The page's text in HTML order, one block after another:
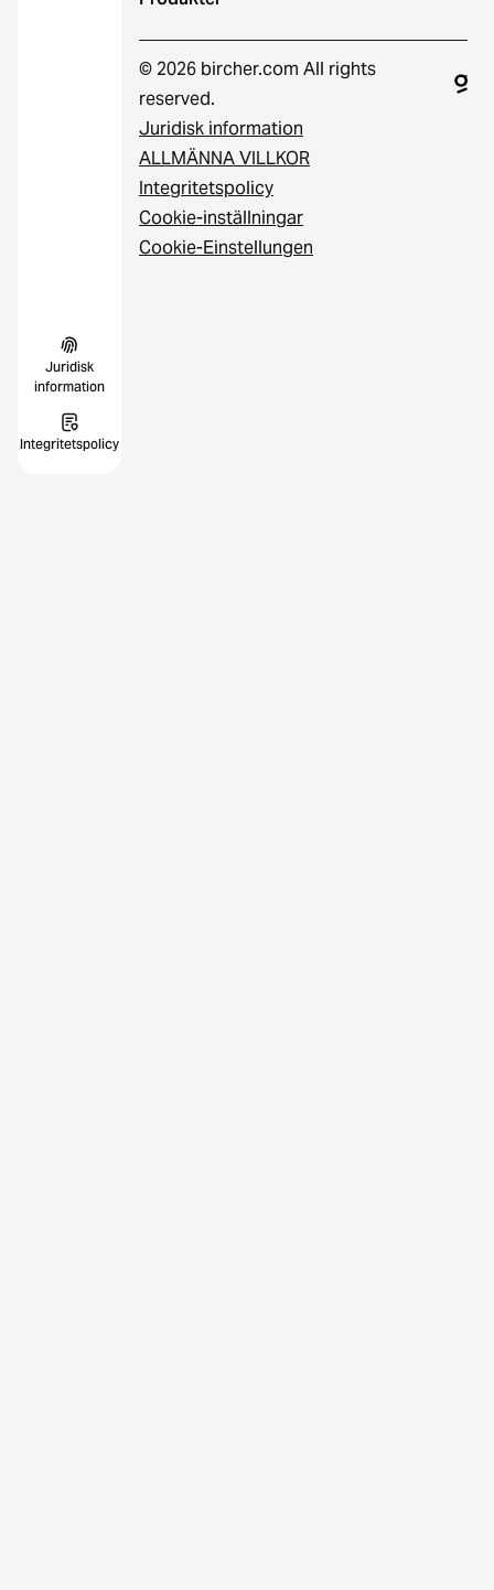
Juridisk
information
Integritetspolicy
© 2026 bircher.com All rights
reserved.
Juridisk information
ALLMÄNNA VILLKOR
Integritetspolicy
Cookie-inställningar
Cookie-Einstellungen